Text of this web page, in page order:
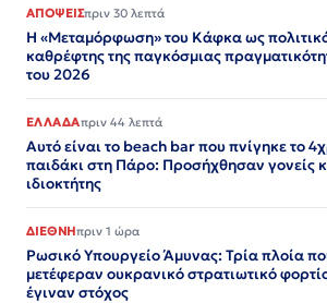
ΑΠΟΨΕΙΣπριν 30 λεπτά
Η «Μεταμόρφωση» του Κάφκα ως
καθρέφτης της παγκόσμιας
του 2026
ΕΛΛΑΔΑπριν 44 λεπτά
Αυτό είναι το beach bar που πνίγηκε το
παιδάκι στη Πάρο: Προσήχθησαν γονείς
ιδιοκτήτης
ΔΙΕΘΝΗπριν 1 ώρα
Ρωσικό Υπουργείο Άμυνας: Τρία πλοία
μετέφεραν ουκρανικό στρατιωτικό
έγιναν στόχος